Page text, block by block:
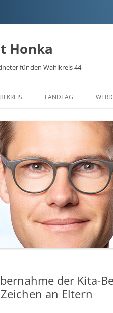
Honka
für den Wahlkreis 44
LANDTAG
der Kita-
an Eltern